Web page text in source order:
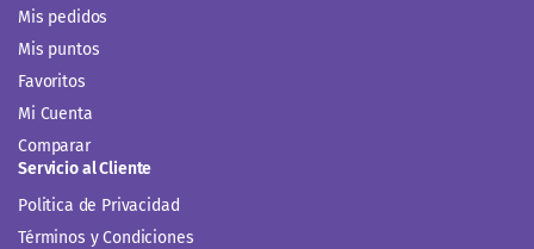
Mis pedidos
Mis puntos
Favoritos
Mi Cuenta
Comparar
Servicio al Cliente
Politica de Privacidad
Términos y Condiciones